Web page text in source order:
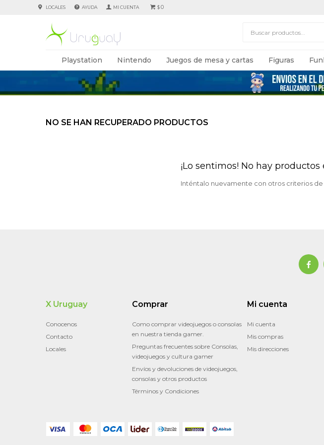
Playstation Nintendo Juegos de mesa y cartas Figuras
$0
LOCALES AYUDA
NO SE HAN RECUPERADO PRODUCTOS
¡Lo sentimos! No hay productos
Inténtalo nuevamente con otros criterios

X Uruguay
Conocenos
Contacto
Locales
Comprar
Como comprar videojuegos o consolas
en nuestra tienda gamer.
Preguntas frecuentes sobre Consolas,
videojuegos y cultura gamer
Envíos y devoluciones de videojuegos,
consolas y otros productos
Términos y Condiciones
Mi cuenta
Mi cuenta
Mis compras
Mis direcciones